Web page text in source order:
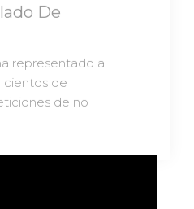
De
representado al
cientos de
de no